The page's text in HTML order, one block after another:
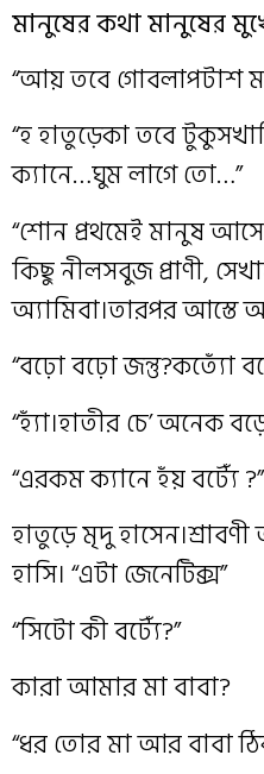
মানুষের কথা মানুষের
“আয় তবে গোবলাপটাশ
“হ হাতুড়েকা তবে
ক‍্যানে…ঘুম লাগে তো…”
“শোন প্রথমেই মানুষ
কিছু নীলসবুজ প্রাণী,
অ্যামিবা।তারপর আস্তে
“বঢ়ো বঢ়ো জন্তু?কত‍্যোঁ
“হ‍্যাঁ।হাতীর চে’ অনেক
“এরকম ক‍্যানে হঁয় বট‍্যেঁ ?”
হাতুড়ে মৃদু
হাসি। “এটা জেনেটিক্স”
“সিটো কী বট‍্যেঁ?”
কারা আমার মা বাবা?
“ধর তোর মা আর বাবা